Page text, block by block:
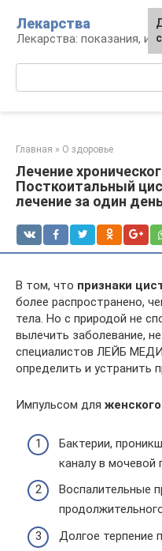
контенту
Лекарства
Лекарства: показания,
Главная » О здоровье
Лечение
Посткоитальный
лечение за один
В том, что признаки
более распространено,
тела. Но с природой не
вылечить заболевание,
специалистов ЛЕЙБ
определить и устранить
Импульсом для
Бактерии,
каналу в мочевой
Воспалительные
Долгое терпение